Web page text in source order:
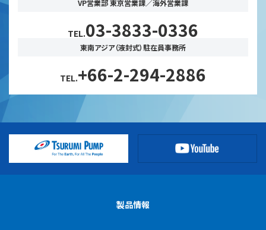
VP営業部 東京営業課／海外営業課
TEL.03-3833-0336
東南アジア（液封式）駐在員事務所
TEL.+66-2-294-2886
製品情報